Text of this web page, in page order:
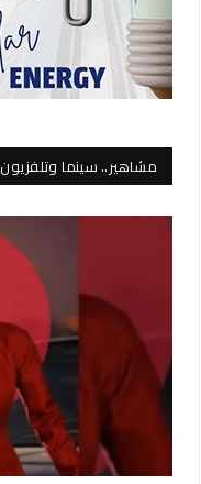
مشاهير.. سينما وتلفزيون